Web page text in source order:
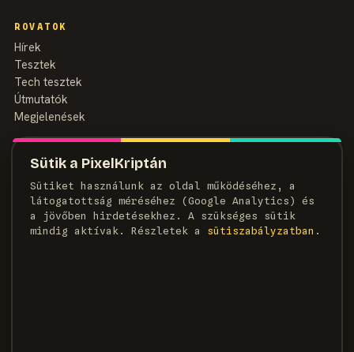
Sütik a PixelKriptán
Sütiket használunk az oldal működéséhez, a
látogatottság méréséhez (Google Analytics) és
a jövőben hirdetésekhez. A szükséges sütik
mindig aktívak. Részletek a
süti­szabályzatban .
ROVATOK
Hírek
Tesztek
Tech tesztek
Útmutatók
Megjelenések
MAGAZIN
Szerzők
Médiaajánlat
Kapcsolat